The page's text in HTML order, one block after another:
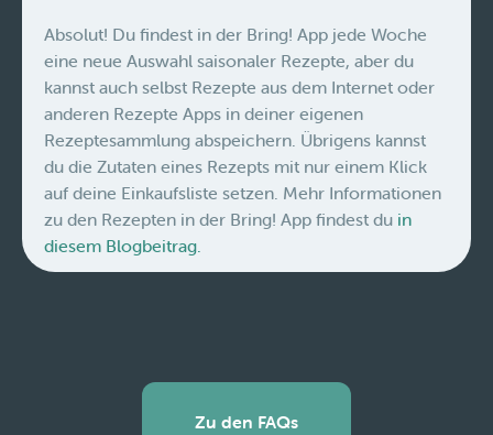
Absolut! Du findest in der Bring! App jede Woche
eine neue Auswahl saisonaler Rezepte, aber du
kannst auch selbst Rezepte aus dem Internet oder
anderen Rezepte Apps in deiner eigenen
Rezeptesammlung abspeichern. Übrigens kannst
du die Zutaten eines Rezepts mit nur einem Klick
auf deine Einkaufsliste setzen. Mehr Informationen
zu den Rezepten in der Bring! App findest du in
diesem Blogbeitrag.
Zu den FAQs